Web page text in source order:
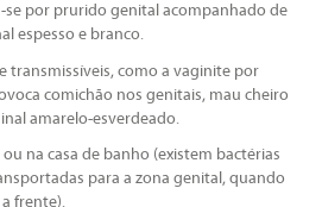
se por prurido genital acompanhado de
espesso e branco.
transmissíveis, como a vaginite por
comichão nos genitais, mau cheiro
amarelo-esverdeado.
na casa de banho (existem bactérias
para a zona genital, quando
frente).